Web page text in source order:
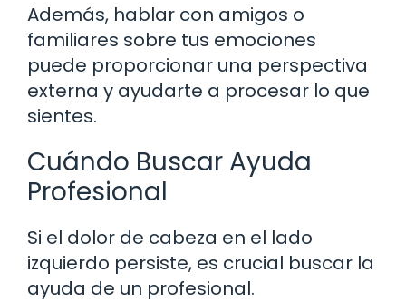
Además, hablar con amigos o
familiares sobre tus emociones
puede proporcionar una perspectiva
externa y ayudarte a procesar lo que
sientes.
Cuándo Buscar Ayuda
Profesional
Si el dolor de cabeza en el lado
izquierdo persiste, es crucial buscar la
ayuda de un profesional.